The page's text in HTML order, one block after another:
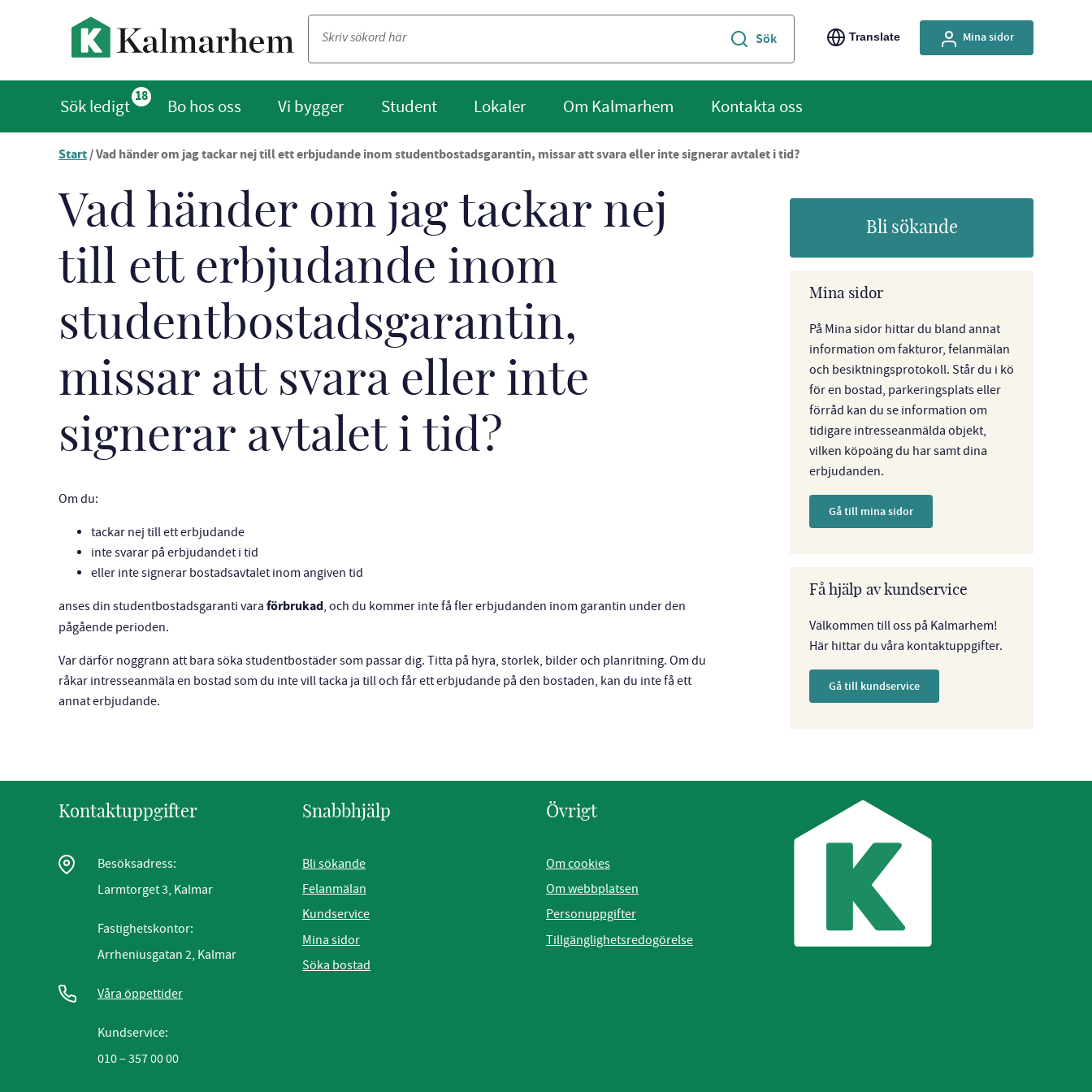
Translate Mina sidor
18
Sök ledigt Bo hos oss Vi bygger Student Lokaler Om Kalmarhem Kontakta oss
Start/Vad händer om jag tackar nej till ett erbjudande inom studentbostadsgarantin, missar att svara eller inte signerar avtalet i tid?
Vad händer om jag tackar nej
till ett erbjudande inom
studentbostadsgarantin,
missar att svara eller inte
signerar avtalet i tid?
Om du:
tackar nej till ett erbjudande
inte svarar på erbjudandet i tid
eller inte signerar bostadsavtalet inom angiven tid
anses din studentbostadsgaranti vara förbrukad, och du kommer inte få fler erbjudanden inom garantin under den
pågående perioden.
Var därför noggrann att bara söka studentbostäder som passar dig. Titta på hyra, storlek, bilder och planritning. Om du
råkar intresseanmäla en bostad som du inte vill tacka ja till och får ett erbjudande på den bostaden, kan du inte få ett
annat erbjudande.
Bli sökande
Mina sidor
På Mina sidor hittar du bland annat
information om fakturor, felanmälan
och besiktningsprotokoll. Står du i kö
för en bostad, parkeringsplats eller
förråd kan du se information om
tidigare intresseanmälda objekt,
vilken köpoäng du har samt dina
erbjudanden.
Gå till mina sidor
Få hjälp av kundservice
Välkommen till oss på Kalmarhem!
Här hittar du våra kontaktuppgifter.
Gå till kundservice
Kontaktuppgifter
Besöksadress:
Larmtorget 3, Kalmar
Fastighetskontor:
Arrheniusgatan 2, Kalmar
Våra öppettider
Kundservice:
010 – 357 00 00
Snabbhjälp
Bli sökande
Felanmälan
Kundservice
Mina sidor
Söka bostad
Övrigt
Om cookies
Om webbplatsen
Personuppgifter
Tillgänglighetsredogörelse